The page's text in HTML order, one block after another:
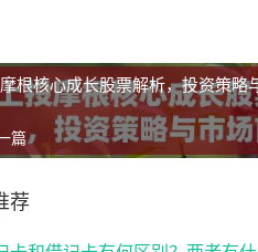
根核心成长股票解析，投资策略
篇
荐